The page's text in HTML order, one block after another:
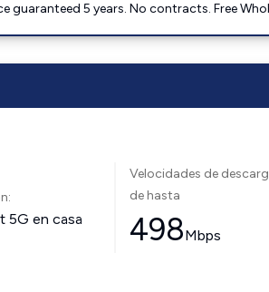
guaranteed 5 years. No contracts. Free
5G en casa
Velocidades de
de hasta
498Mbps